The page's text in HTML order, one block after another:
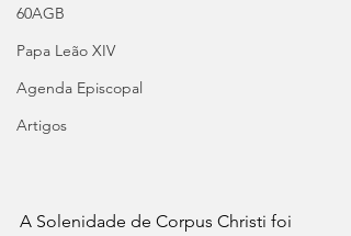
60AGB
Papa Leão XIV
Agenda Episcopal
Artigos
A Solenidade de Corpus Christi foi